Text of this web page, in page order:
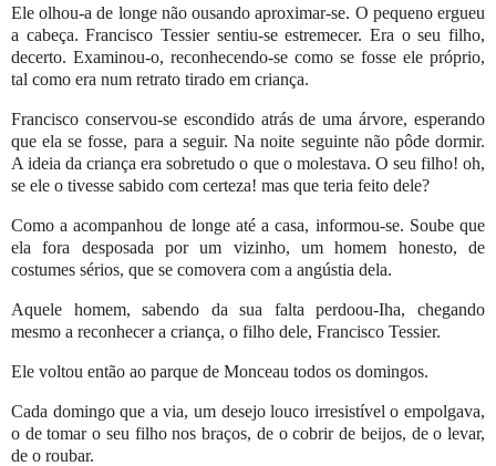
Ele olhou-a de longe não ousando aproximar-se. O pequeno ergueu
a cabeça. Francisco Tessier sentiu-se estremecer. Era o seu filho,
decerto. Examinou-o, reconhecendo-se como se fosse ele próprio,
tal como era num retrato tirado em criança.
Francisco conservou-se escondido atrás de uma árvore, esperando
que ela se fosse, para a seguir. Na noite seguinte não pôde dormir.
A ideia da criança era sobretudo o que o molestava. O seu filho! oh,
se ele o tivesse sabido com certeza! mas que teria feito dele?
Como a acompanhou de longe até a casa, informou-se. Soube que
ela fora desposada por um vizinho, um homem honesto, de
costumes sérios, que se comovera com a angústia dela.
Aquele homem, sabendo da sua falta perdoou-Iha, chegando
mesmo a reconhecer a criança, o filho dele, Francisco Tessier.
Ele voltou então ao parque de Monceau todos os domingos.
Cada domingo que a via, um desejo louco irresistível o empolgava,
o de tomar o seu filho nos braços, de o cobrir de beijos, de o levar,
de o roubar.